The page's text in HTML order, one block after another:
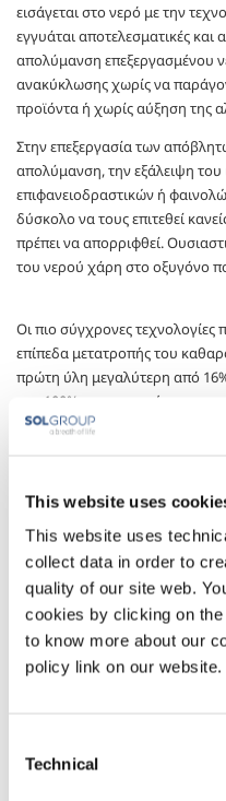
This website uses
This website uses
collect data in order to
quality of our site web.
cookies by clicking on
to know more about our
policy link on our website.
Selection
Technical
εισάγεται στο νερό με την
εγγυάται αποτελεσματικές και
απολύμανση επεξεργασμένου
ανακύκλωσης χωρίς να
προϊόντα ή χωρίς αύξηση της
Στην επεξεργασία των
απολύμανση, την εξάλειψη
επιφανειοδραστικών ή
δύσκολο να τους επιτεθεί
πρέπει να απορριφθεί.
του νερού χάρη στο οξυγόνο
Οι πιο σύγχρονες
επίπεδα μετατροπής του
πρώτη ύλη μεγαλύτερη από
στο 100%: συγκεκριμένα, η
μειώνει σημαντικά τόσο το
συγκεκριμένα
χαμηλή περιεκτικότητα σε
ενδεχομένως ανεξέλεγκτες
χρήση συμπιεσμένου αέρα,
Με την τεχνολογία Ecojet®
επαναχρησιμοποιηθεί, για
νερού, το οξυγόνο που